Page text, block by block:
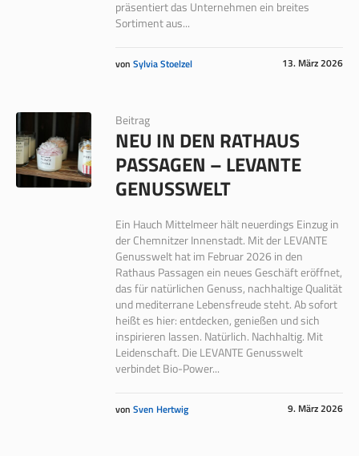
präsentiert das Unternehmen ein breites
Sortiment aus...
13. März 2026
von Sylvia Stoelzel
Beitrag
NEU IN DEN RATHAUS
PASSAGEN – LEVANTE
GENUSSWELT
Ein Hauch Mittelmeer hält neuerdings Einzug in
der Chemnitzer Innenstadt. Mit der LEVANTE
Genusswelt hat im Februar 2026 in den
Rathaus Passagen ein neues Geschäft eröffnet,
das für natürlichen Genuss, nachhaltige Qualität
und mediterrane Lebensfreude steht. Ab sofort
heißt es hier: entdecken, genießen und sich
inspirieren lassen. Natürlich. Nachhaltig. Mit
Leidenschaft. Die LEVANTE Genusswelt
verbindet Bio-Power...
9. März 2026
von Sven Hertwig